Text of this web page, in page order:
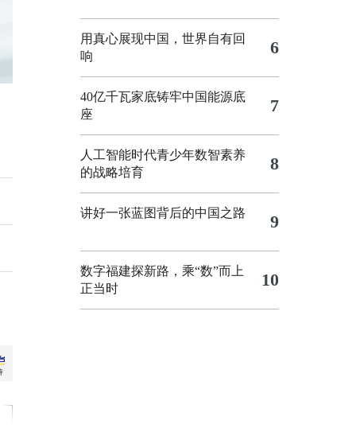
用真心展现中国，世界自有回
响
6
40亿千瓦家底铸牢中国能源底
座
7
人工智能时代青少年数智素养
的战略培育
8
讲好一张蓝图背后的中国之路 9
数字福建探新路，乘“数”而上
正当时
10